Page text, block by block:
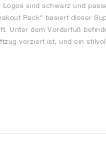
sind schwarz und
Pack“ basiert dieser
Unter dem Vorderfuß
verziert ist, und ein